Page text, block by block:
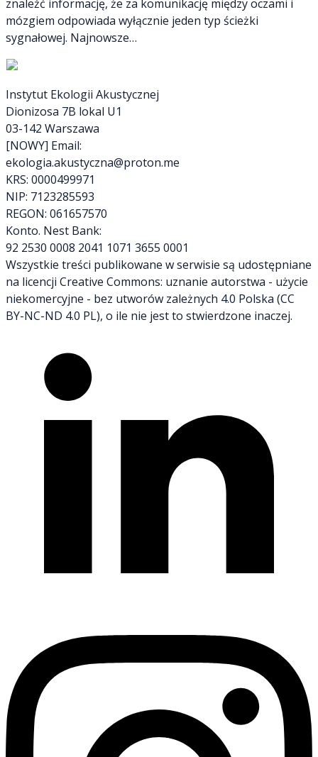
znaleźć informację, że za komunikację między oczami i
mózgiem odpowiada wyłącznie jeden typ ścieżki
sygnałowej. Najnowsze…
Instytut Ekologii Akustycznej
Dionizosa 7B lokal U1
03-142 Warszawa
[NOWY] Email:
ekologia.akustyczna@proton.me
KRS: 0000499971
NIP: 7123285593
REGON: 061657570
Konto. Nest Bank:
92 2530 0008 2041 1071 3655 0001
Wszystkie treści publikowane w serwisie są udostępniane
na licencji Creative Commons: uznanie autorstwa - użycie
niekomercyjne - bez utworów zależnych 4.0 Polska (CC
BY-NC-ND 4.0 PL), o ile nie jest to stwierdzone inaczej.